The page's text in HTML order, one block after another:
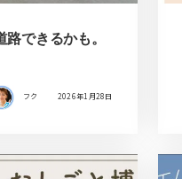
できるかも。
フク 2026年1月28日